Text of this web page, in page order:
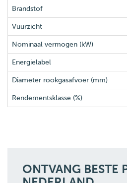
Brandstof
Vuurzicht
Nominaal vermogen (kW)
Energielabel
Diameter rookgasafvoer (mm)
Rendementsklasse (%)
ONTVANG BESTE